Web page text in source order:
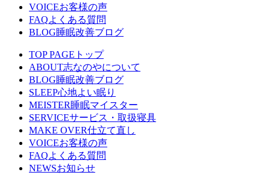
VOICEお客様の声
FAQよくある質問
BLOG睡眠改善ブログ
TOP PAGE トップ
ABOUT志なのやについて
BLOG睡眠改善ブログ
SLEEP心地よい眠り
MEISTER睡眠マイスター
SERVICEサービス・取扱寝具
MAKE OVER仕立て直し
VOICEお客様の声
FAQよくある質問
NEWSお知らせ